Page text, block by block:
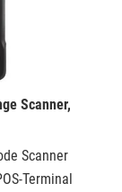
Scanner,
Scanner
Terminal